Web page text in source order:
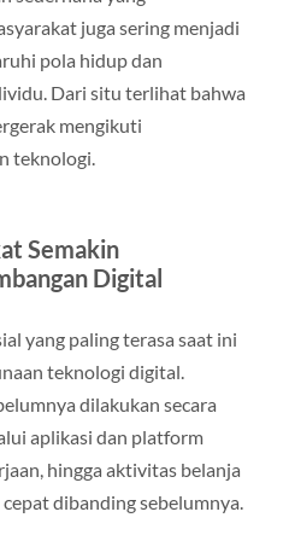
juga sering menjadi
pola hidup dan
Dari situ terlihat bahwa
mengikuti
teknologi.
Semakin
Digital
yang paling terasa saat ini
teknologi digital.
dilakukan secara
aplikasi dan platform
hingga aktivitas belanja
dibanding sebelumnya.